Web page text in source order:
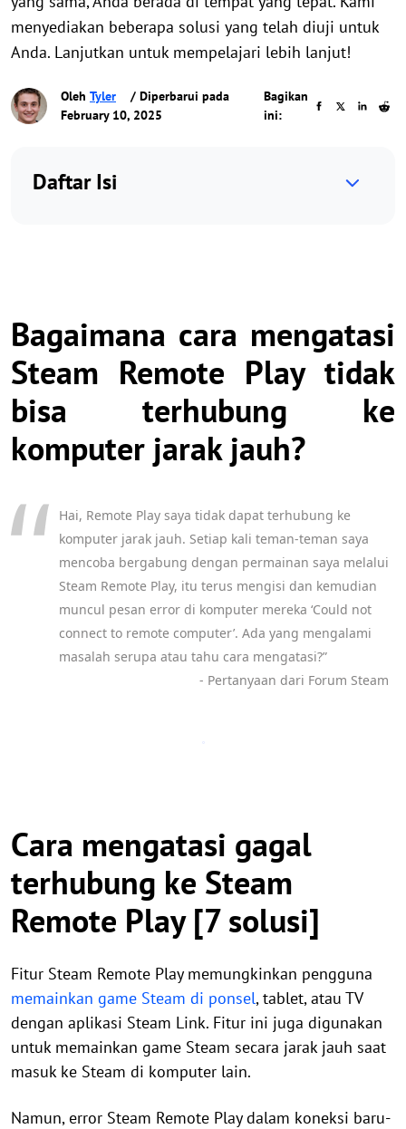
menyediakan beberapa solusi yang telah diuji untuk
Anda. Lanjutkan untuk mempelajari lebih lanjut!
Oleh Tyler
/ Diperbarui pada
February 10, 2025
Bagikan
ini:
Daftar Isi
Bagaimana cara mengatasi
Steam Remote Play tidak
bisa terhubung ke
komputer jarak jauh?
Hai, Remote Play saya tidak dapat terhubung ke
komputer jarak jauh. Setiap kali teman-teman saya
mencoba bergabung dengan permainan saya melalui
Steam Remote Play, itu terus mengisi dan kemudian
muncul pesan error di komputer mereka ‘Could not
connect to remote computer’. Ada yang mengalami
masalah serupa atau tahu cara mengatasi?”
- Pertanyaan dari Forum Steam
Cara mengatasi gagal
terhubung ke Steam
Remote Play [7 solusi]
Fitur Steam Remote Play memungkinkan pengguna
memainkan game Steam di ponsel, tablet, atau TV
dengan aplikasi Steam Link. Fitur ini juga digunakan
untuk memainkan game Steam secara jarak jauh saat
masuk ke Steam di komputer lain.
Namun, error Steam Remote Play dalam koneksi baru-